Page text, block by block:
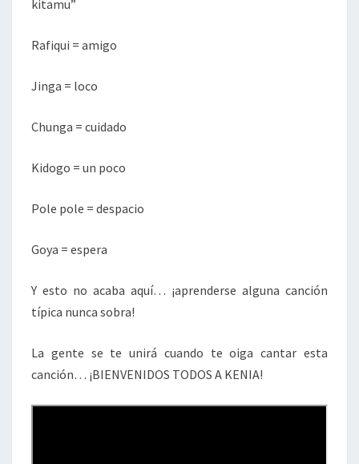
kitamu”
Rafiqui = amigo
Jinga = loco
Chunga = cuidado
Kidogo = un poco
Pole pole = despacio
Goya = espera
Y esto no acaba aquí… ¡aprenderse alguna canción
típica nunca sobra!
La gente se te unirá cuando te oiga cantar esta
canción… ¡BIENVENIDOS TODOS A KENIA!